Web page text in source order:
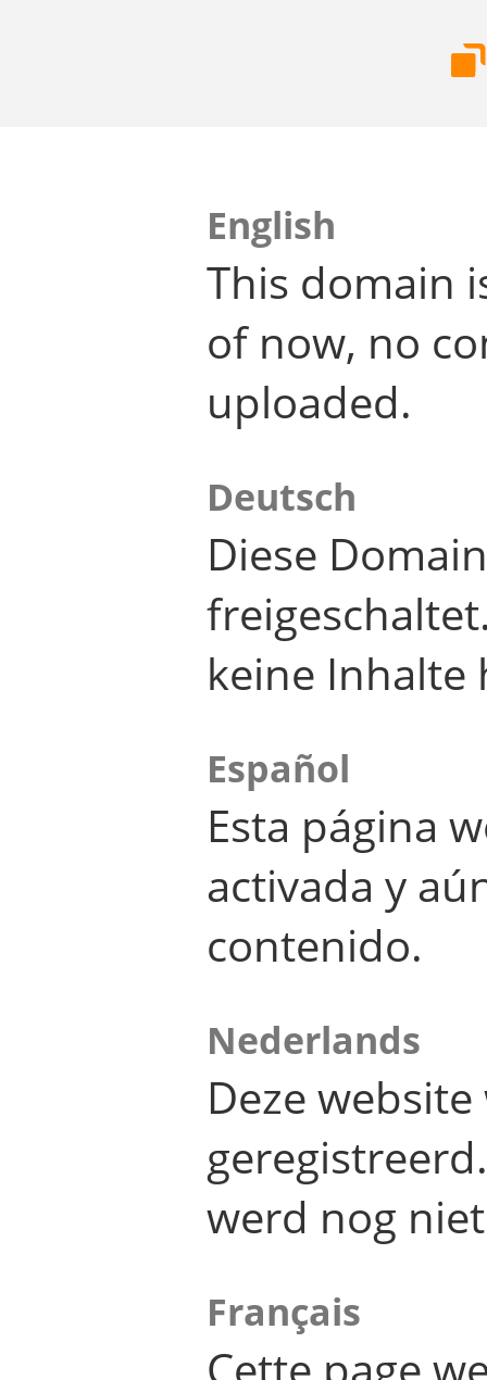
English
This domain
of now, no
uploaded.
Deutsch
Diese
keine Inhalte
Español
Esta página
activada y
contenido.
Nederlands
Deze
werd nog
Français